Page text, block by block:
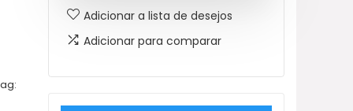
Adicionar a lista de desejos
Adicionar para comparar